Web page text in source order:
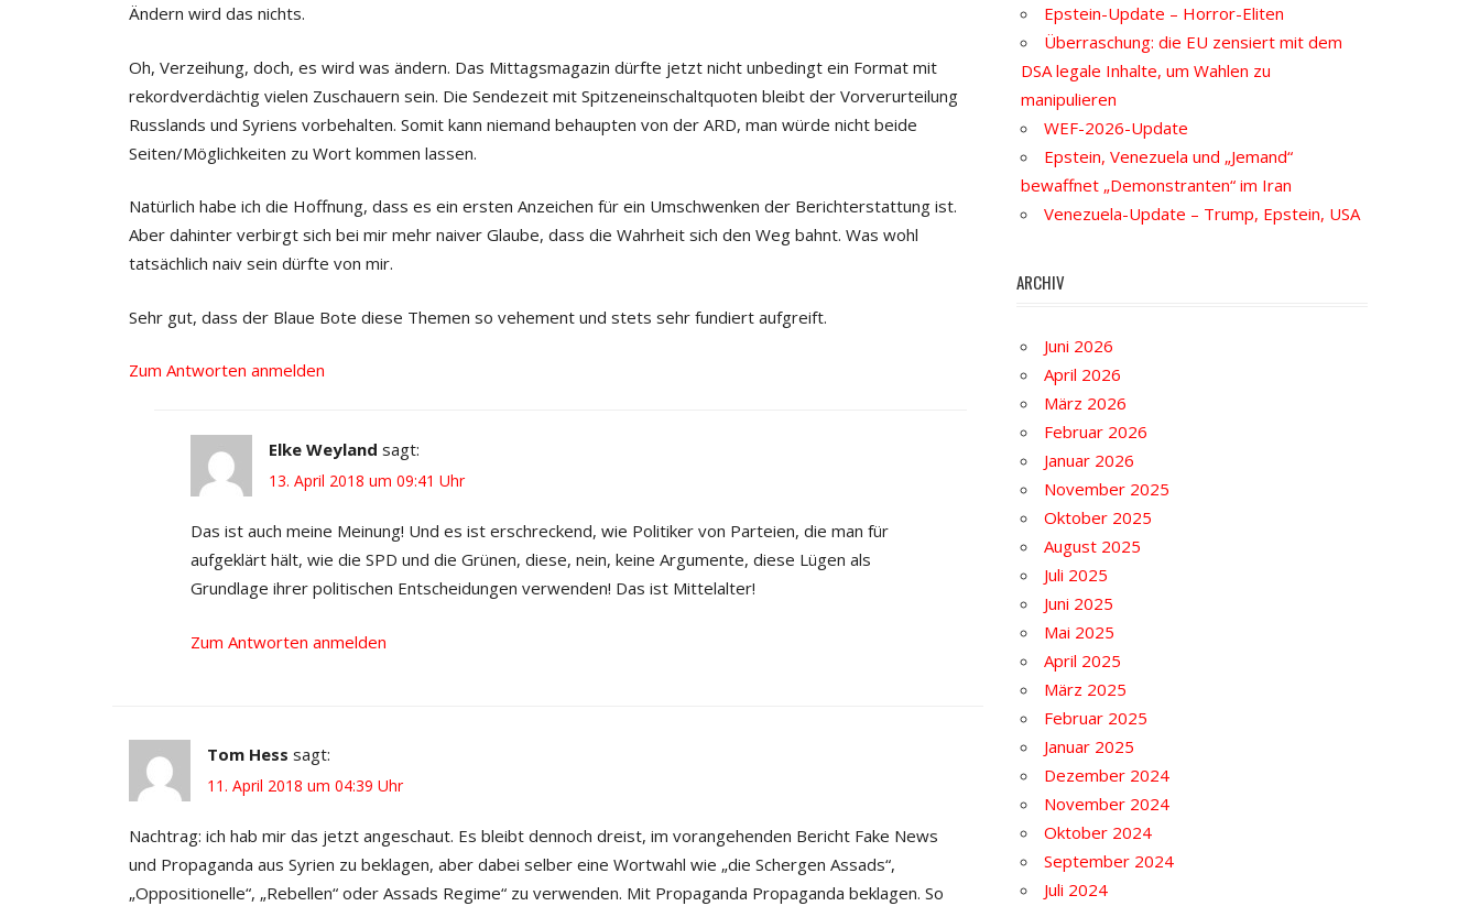
Ändern wird das nichts.
Oh, Verzeihung, doch, es wird was ändern. Das Mittagsmagazin dürfte jetzt nicht unbedingt ein Format mit
rekordverdächtig vielen Zuschauern sein. Die Sendezeit mit Spitzeneinschaltquoten bleibt der Vorverurteilung
Russlands und Syriens vorbehalten. Somit kann niemand behaupten von der ARD, man würde nicht beide
Seiten/Möglichkeiten zu Wort kommen lassen.
Natürlich habe ich die Hoffnung, dass es ein ersten Anzeichen für ein Umschwenken der Berichterstattung ist.
Aber dahinter verbirgt sich bei mir mehr naiver Glaube, dass die Wahrheit sich den Weg bahnt. Was wohl
tatsächlich naiv sein dürfte von mir.
Sehr gut, dass der Blaue Bote diese Themen so vehement und stets sehr fundiert aufgreift.
Zum Antworten anmelden
Elke Weyland sagt:
13. April 2018 um 09:41 Uhr
Das ist auch meine Meinung! Und es ist erschreckend, wie Politiker von Parteien, die man für
aufgeklärt hält, wie die SPD und die Grünen, diese, nein, keine Argumente, diese Lügen als
Grundlage ihrer politischen Entscheidungen verwenden! Das ist Mittelalter!
Zum Antworten anmelden
Tom Hess sagt:
11. April 2018 um 04:39 Uhr
Nachtrag: ich hab mir das jetzt angeschaut. Es bleibt dennoch dreist, im vorangehenden Bericht Fake News
und Propaganda aus Syrien zu beklagen, aber dabei selber eine Wortwahl wie „die Schergen Assads“,
„Oppositionelle“, „Rebellen“ oder Assads Regime“ zu verwenden. Mit Propaganda Propaganda beklagen. So
Epstein-Update – Horror-Eliten
Überraschung: die EU zensiert mit dem
DSA legale Inhalte, um Wahlen zu
manipulieren
WEF-2026-Update
Epstein, Venezuela und „Jemand“
bewaffnet „Demonstranten“ im Iran
Venezuela-Update – Trump, Epstein, USA
ARCHIV
Juni 2026
April 2026
März 2026
Februar 2026
Januar 2026
November 2025
Oktober 2025
August 2025
Juli 2025
Juni 2025
Mai 2025
April 2025
März 2025
Februar 2025
Januar 2025
Dezember 2024
November 2024
Oktober 2024
September 2024
Juli 2024